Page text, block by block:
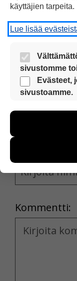
Voit
uutisesta
Nimi tai
Kommentti:
Kommentti
käyttäjien tarpeita.
Lue lisää
sivustomme
Nämä evästeet
sivustoamme
Evästeet,
sivustoamme.
kehittää
kävijämääristä
miten sivuilla
yksittäiseen